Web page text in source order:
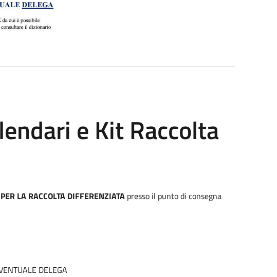
e Kit Raccolta
LA RACCOLTA DIFFERENZIATApresso il punto di consegna
DELEGA